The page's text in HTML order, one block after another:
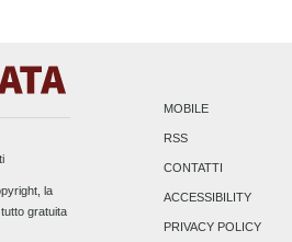
la
gratuita
MOBILE
RSS
CONTATTI
ACCESSIBILITY
PRIVACY POLICY